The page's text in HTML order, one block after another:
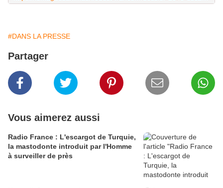
#DANS LA PRESSE
Partager
Vous aimerez aussi
Radio France : L'escargot de Turquie,
la mastodonte introduit par l'Homme
à surveiller de près